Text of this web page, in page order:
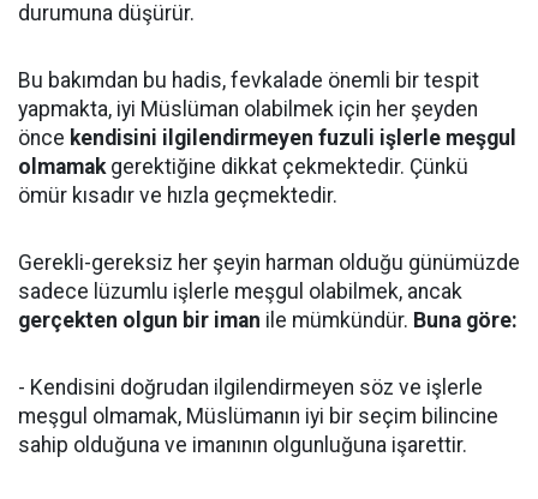
durumuna düşürür.
Bu bakımdan bu hadis, fevkalade önemli bir tespit
yapmakta, iyi Müslüman olabilmek için her şeyden
önce kendisini ilgilendirmeyen fuzuli işlerle meşgul
olmamakgerektiğine dikkat çekmektedir. Çünkü
ömür kısadır ve hızla geçmektedir.
Gerekli-gereksiz her şeyin harman olduğu günümüzde
sadece lüzumlu işlerle meşgul olabilmek, ancak
gerçekten olgun bir iman ile mümkündür. Buna göre:
- Kendisini doğrudan ilgilendirmeyen söz ve işlerle
meşgul olmamak, Müslümanın iyi bir seçim bilincine
sahip olduğuna ve imanının olgunluğuna işarettir.